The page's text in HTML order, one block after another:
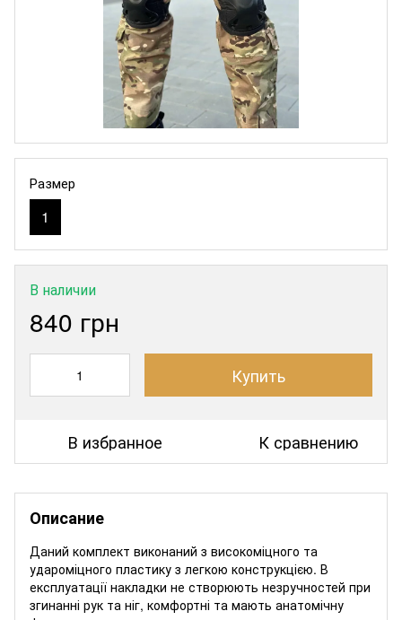
Размер
1
В наличии
840 грн
Купить
В избранное К сравнению
Описание
Даний комплект виконаний з високоміцного та
удароміцного пластику з легкою конструкцією. В
експлуатації накладки не створюють незручностей при
згинанні рук та ніг, комфортні та мають анатомічну